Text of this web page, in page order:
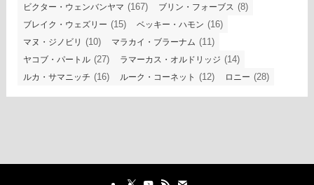
ビクター・ウェンバンヤマ (167) ブリン・フォーブス (8)
ブレイク・ウェズリー (15) ベッキー・ハモン (16)
マヌ・ジノビリ (10) マラカイ・ブラーナム (11)
ヤコブ・パートル (27) ラマーカス・オルドリッジ (14)
ルカ・サマニッチ (16) ルーク・コーネット (12) ロニー (28)